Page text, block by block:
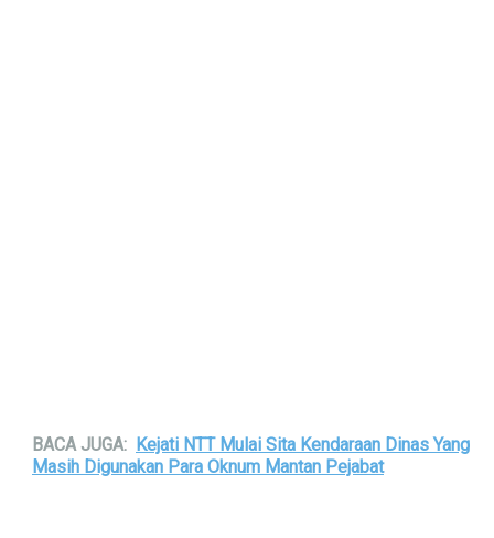
BACA JUGA: Kejati NTT Mulai Sita Kendaraan Dinas Yang
Masih Digunakan Para Oknum Mantan Pejabat